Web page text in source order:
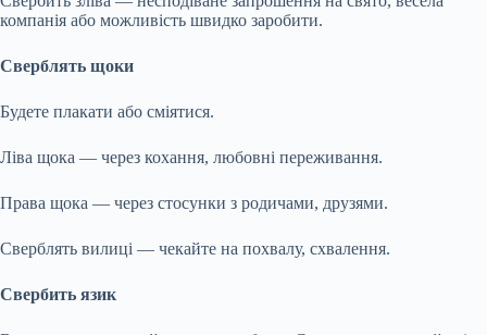
компанія або можливість швидко заробити.
Сверблять щоки
Будете плакати або сміятися.
Ліва щока — через кохання, любовні переживання.
Права щока — через стосунки з родичами, друзями.
Сверблять вилиці — чекайте на похвалу, схвалення.
Свербить язик